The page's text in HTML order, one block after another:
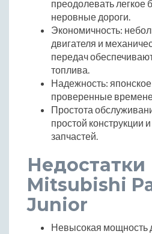
преодолевать легкое
неровные дороги.
Экономичность:
двигателя и
передач
топлива.
Надежность: японское
проверенные
Простота
простой конструкции
запчастей.
Недостатки
Mitsubishi
Junior
Невысокая мощность